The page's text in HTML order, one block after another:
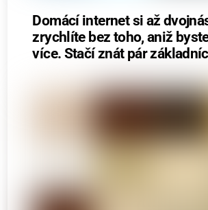
Domácí internet si až
zrychlíte bez toho, aniž
více. Stačí znát pár